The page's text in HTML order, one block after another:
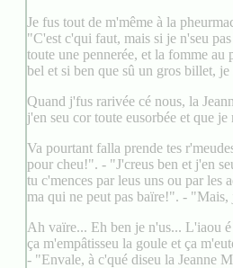
Je fus tout de m'même à la
"C'est c'qui faut, mais si je n'seu
toute une pennerée, et la fomme
bel et si ben que sû un gros billet,
Quand j'fus rarivée cé nous, la
j'en seu cor toute eusorbée et que
Va pourtant falla prende tes
pour cheu!". - "J'creus ben et j'en
tu c'mences par leus uns ou par les
ma qui ne peut pas baïre!". -
Ah vaïre... Eh ben je n'us... L'iaou
ça m'empâtisseu la goule et ça
- "Envale, à c'qué diseu la Jeanne